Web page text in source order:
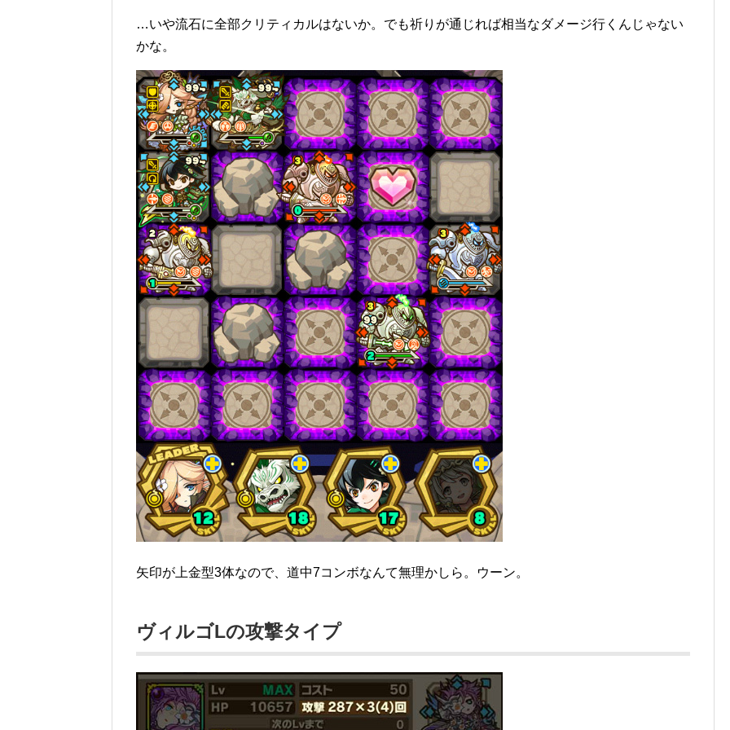
…いや流石に全部クリティカルはないか。でも祈りが通じれば相当なダメージ行くんじゃない
かな。
矢印が上金型3体なので、道中7コンボなんて無理かしら。ウーン。
ヴィルゴLの攻撃タイプ